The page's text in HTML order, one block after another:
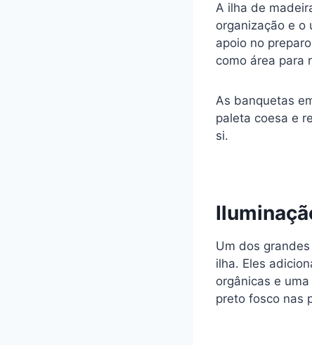
A ilha de
organização e o
apoio no
como área para
As banquetas
paleta coesa e
si.
Um dos
ilha. Eles
orgânicas e
preto fosco nas